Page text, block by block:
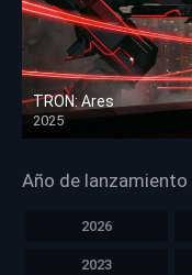
TRON: Ares
2025
HD 1080p
Año de lanzamiento
2026
2023